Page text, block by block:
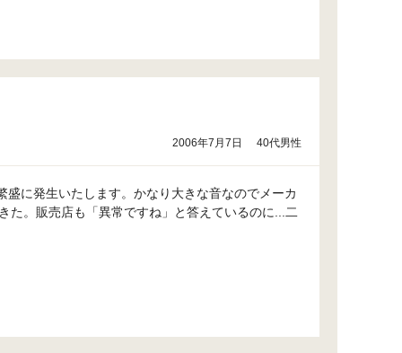
2006年7月7日 40代男性
に発生いたします。かなり大きな音なのでメーカ
た。販売店も「異常ですね」と答えているのに...二